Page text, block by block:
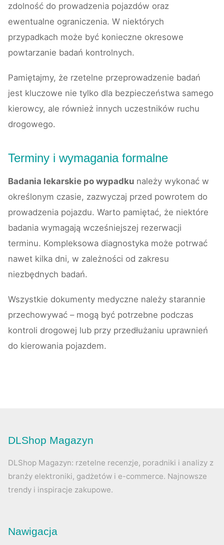
zdolność do prowadzenia pojazdów oraz
ewentualne ograniczenia. W niektórych
przypadkach może być konieczne okresowe
powtarzanie badań kontrolnych.
Pamiętajmy, że rzetelne przeprowadzenie badań
jest kluczowe nie tylko dla bezpieczeństwa samego
kierowcy, ale również innych uczestników ruchu
drogowego.
Terminy i wymagania formalne
Badania lekarskie po wypadku należy wykonać w
określonym czasie, zazwyczaj przed powrotem do
prowadzenia pojazdu. Warto pamiętać, że niektóre
badania wymagają wcześniejszej rezerwacji
terminu. Kompleksowa diagnostyka może potrwać
nawet kilka dni, w zależności od zakresu
niezbędnych badań.
Wszystkie dokumenty medyczne należy starannie
przechowywać – mogą być potrzebne podczas
kontroli drogowej lub przy przedłużaniu uprawnień
do kierowania pojazdem.
DLShop Magazyn
DLShop Magazyn: rzetelne recenzje, poradniki i analizy z
branży elektroniki, gadżetów i e-commerce. Najnowsze
trendy i inspiracje zakupowe.
Nawigacja